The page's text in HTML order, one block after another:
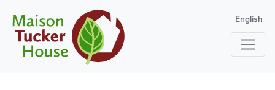
English